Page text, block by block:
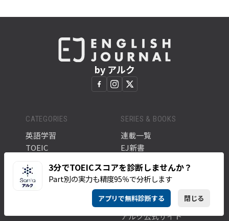
3分でTOEICスコアを診断しませんか？
Part別の実力も精度95％で分析します
アプリで無料診断する 閉じる
by アルク
CATEGORIES
英語学習
TOEIC
カルチャー
トレンド
SERIES & BOOKS
連載一覧
EJ新書
ABOUT
このサイトについて
アルク公式サイト